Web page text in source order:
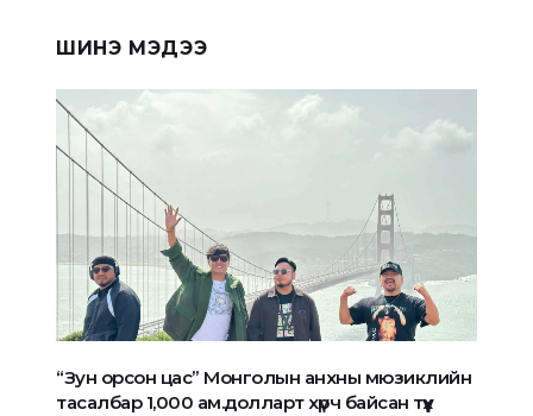
ШИНЭ МЭДЭЭ
“Зун орсон цас” Монголын анхны мюзиклийн
тасалбар 1,000 ам.долларт хүрч байсан түүх